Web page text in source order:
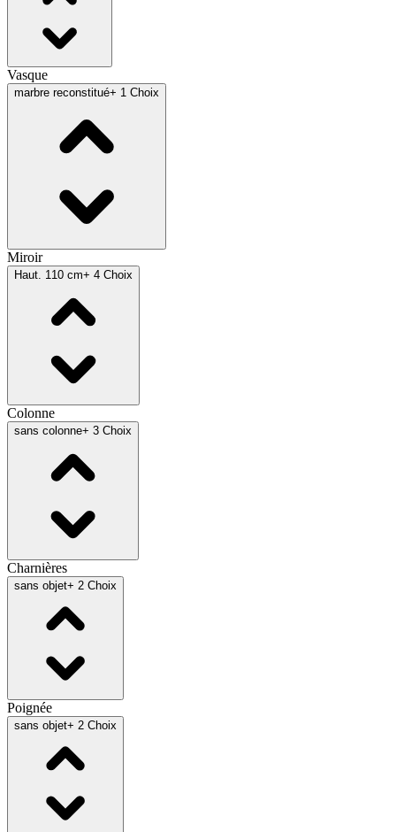
Vasque
marbre reconstitué+ 1 Choix
Miroir
Haut. 110 cm+ 4 Choix
Colonne
sans colonne+ 3 Choix
Charnières
sans objet+ 2 Choix
Poignée
sans objet+ 2 Choix